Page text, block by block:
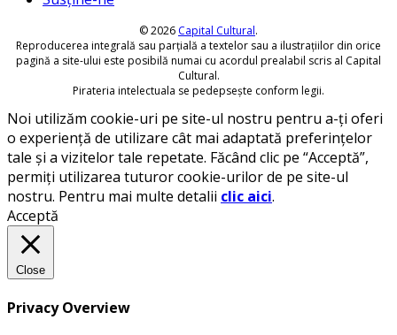
© 2026 Capital Cultural.
Reproducerea integrală sau parțială a textelor sau a ilustrațiilor din orice
pagină a site-ului este posibilă numai cu acordul prealabil scris al Capital
Cultural.
Pirateria intelectuala se pedepsește conform legii.
Noi utilizăm cookie-uri pe site-ul nostru pentru a-ți oferi
o experiență de utilizare cât mai adaptată preferințelor
tale și a vizitelor tale repetate. Făcând clic pe “Acceptă”,
permiți utilizarea tuturor cookie-urilor de pe site-ul
nostru. Pentru mai multe detalii clic aici.
Acceptă
Close
Privacy Overview